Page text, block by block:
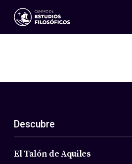
Eventos
ES
EN
Acerca de nosotros
Miembros
Descubre
El Talón de Aquiles